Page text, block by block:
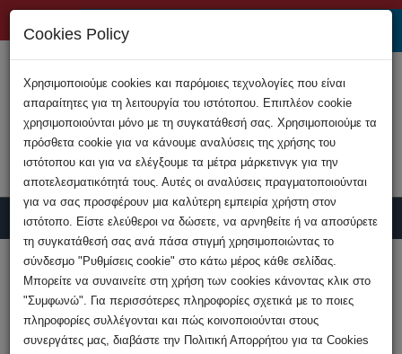
Υποβολή Καταγγελίας
HOME
Ανακοινώσεις
Σύλληψη 36χρονου από Αστυνομία που
Cookies Policy
Χρησιμοποιούμε cookies και παρόμοιες τεχνολογίες που είναι
απαραίτητες για τη λειτουργία του ιστότοπου. Επιπλέον cookie
χρησιμοποιούνται μόνο με τη συγκατάθεσή σας. Χρησιμοποιούμε τα
πρόσθετα cookie για να κάνουμε αναλύσεις της χρήσης του
ιστότοπου και για να ελέγξουμε τα μέτρα μάρκετινγκ για την
αποτελεσματικότητά τους. Αυτές οι αναλύσεις πραγματοποιούνται
για να σας προσφέρουν μια καλύτερη εμπειρία χρήστη στον
ιστότοπο. Είστε ελεύθεροι να δώσετε, να αρνηθείτε ή να αποσύρετε
τη συγκατάθεσή σας ανά πάσα στιγμή χρησιμοποιώντας το
σύνδεσμο "Ρυθμίσεις cookie" στο κάτω μέρος κάθε σελίδας.
Μπορείτε να συναινείτε στη χρήση των cookies κάνοντας κλικ στο
"Συμφωνώ". Για περισσότερες πληροφορίες σχετικά με το ποιες
πληροφορίες συλλέγονται και πώς κοινοποιούνται στους
συνεργάτες μας, διαβάστε την Πολιτική Απορρήτου για τα Cookies